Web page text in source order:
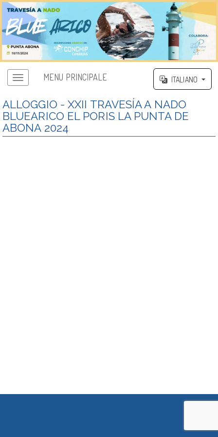
MENU PRINCIPALE ITALIANO
ALLOGGIO - XXII TRAVESÍA A NADO
BLUEARICO EL PORIS LA PUNTA DE
ABONA 2024